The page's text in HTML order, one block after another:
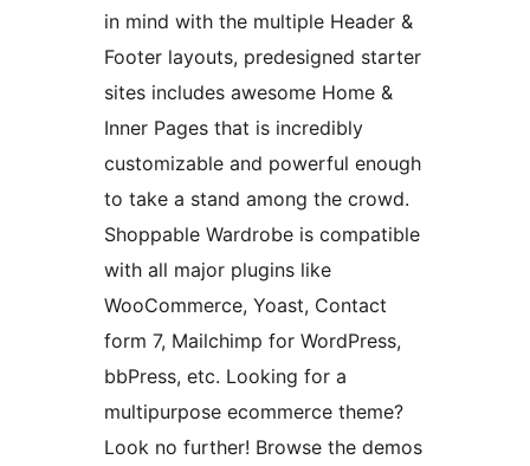
in mind with the multiple Header &
Footer layouts, predesigned starter
sites includes awesome Home &
Inner Pages that is incredibly
customizable and powerful enough
to take a stand among the crowd.
Shoppable Wardrobe is compatible
with all major plugins like
WooCommerce, Yoast, Contact
form 7, Mailchimp for WordPress,
bbPress, etc. Looking for a
multipurpose ecommerce theme?
Look no further! Browse the demos